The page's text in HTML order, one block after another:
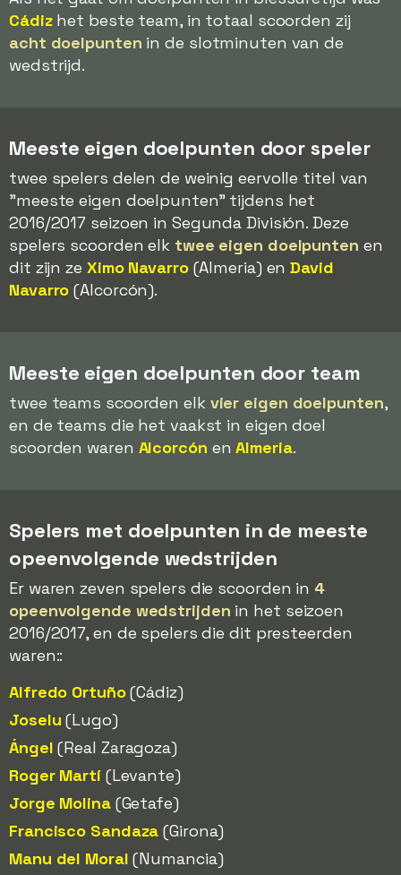
Cádizhet beste team, in totaal scoorden zij
acht doelpunten in de slotminuten van de
wedstrijd.
Meeste eigen doelpunten door speler
twee spelers delen de weinig eervolle titel van
"meeste eigen doelpunten" tijdens het
2016/2017 seizoen in Segunda División. Deze
spelers scoorden elk twee eigen doelpunten en
dit zijn ze Ximo Navarro(Almeria) enDavid
Navarro (Alcorcón).
Meeste eigen doelpunten door team
twee teams scoorden elk vier eigen doelpunten,
en de teams die het vaakst in eigen doel
scoorden waren Alcorcón enAlmeria.
Spelers met doelpunten in de meeste
opeenvolgende wedstrijden
Er waren zeven spelers die scoorden in 4
opeenvolgende wedstrijden in het seizoen
2016/2017, en de spelers die dit presteerden
waren::
Alfredo Ortuño(Cádiz)
Joselu (Lugo)
Ángel (Real Zaragoza)
Roger Martí(Levante)
Jorge Molina(Getafe)
Francisco Sandaza (Girona)
Manu del Moral (Numancia)